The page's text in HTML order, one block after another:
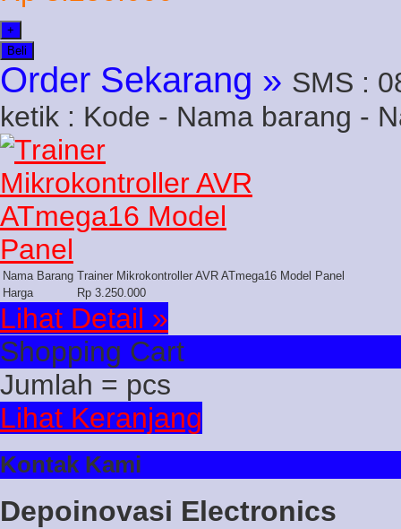
+
Beli
Order Sekarang » SMS :
ketik : Kode - Nama barang -
Nama Barang Trainer Mikrokontroller AVR ATmega16 Model Panel
Harga
Rp 3.250.000
Lihat Detail »
Shopping Cart
Jumlah = pcs
Lihat Keranjang
Kontak Kami
Depoinovasi Electronics